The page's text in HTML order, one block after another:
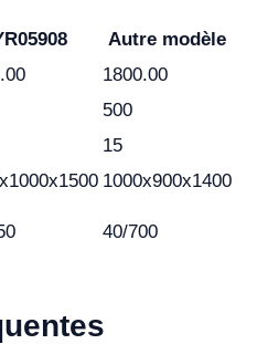
Autre modèle
1800.00
500
15
1000x900x1400
40/700